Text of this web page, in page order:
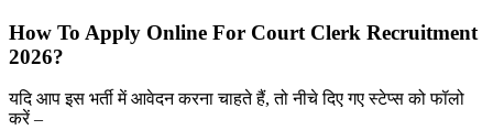
How To Apply Online For Court Clerk Recruitment
2026?
यदि आप इस भर्ती में आवेदन करना चाहते हैं, तो नीचे दिए गए स्टेप्स को फॉलो
करें –